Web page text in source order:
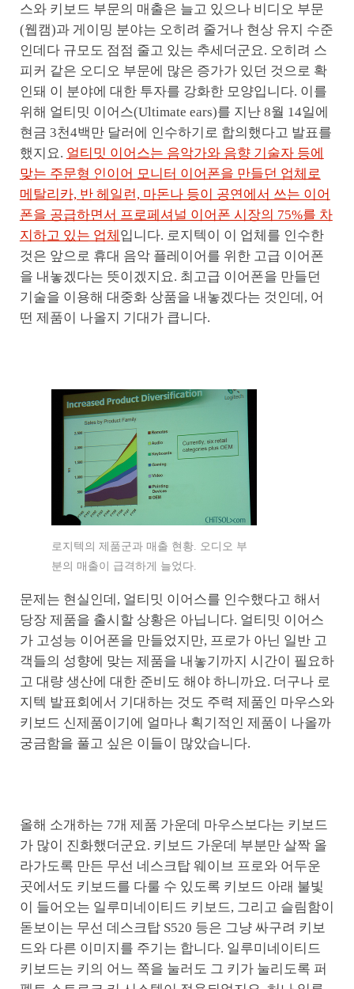
스와 키보드 부문의 매출은 늘고 있으나 비디오 부문
(웹캠)과 게이밍 분야는 오히려 줄거나 현상 유지 수준
인데다 규모도 점점 줄고 있는 추세더군요. 오히려 스
피커 같은 오디오 부문에 많은 증가가 있던 것으로 확
인돼 이 분야에 대한 투자를 강화한 모양입니다. 이를
위해 얼티밋 이어스(Ultimate ears)를 지난 8월 14일에
현금 3천4백만 달러에 인수하기로 합의했다고 발표를
했지요. 얼티밋 이어스는 음악가와 음향 기술자 등에
맞는 주문형 인이어 모니터 이어폰을 만들던 업체로
메탈리카, 반 헤일런, 마돈나 등이 공연에서 쓰는 이어
폰을 공급하면서 프로페셔널 이어폰 시장의 75%를 차
지하고 있는 업체 입니다. 로지텍이 이 업체를 인수한
것은 앞으로 휴대 음악 플레이어를 위한 고급 이어폰
을 내놓겠다는 뜻이겠지요. 최고급 이어폰을 만들던
기술을 이용해 대중화 상품을 내놓겠다는 것인데, 어
떤 제품이 나올지 기대가 큽니다.
로지텍의 제품군과 매출 현황. 오디오 부
분의 매출이 급격하게 늘었다.
문제는 현실인데, 얼티밋 이어스를 인수했다고 해서
당장 제품을 출시할 상황은 아닙니다. 얼티밋 이어스
가 고성능 이어폰을 만들었지만, 프로가 아닌 일반 고
객들의 성향에 맞는 제품을 내놓기까지 시간이 필요하
고 대량 생산에 대한 준비도 해야 하니까요. 더구나 로
지텍 발표회에서 기대하는 것도 주력 제품인 마우스와
키보드 신제품이기에 얼마나 획기적인 제품이 나올까
궁금함을 풀고 싶은 이들이 많았습니다.
올해 소개하는 7개 제품 가운데 마우스보다는 키보드
가 많이 진화했더군요. 키보드 가운데 부분만 살짝 올
라가도록 만든 무선 네스크탑 웨이브 프로와 어두운
곳에서도 키보드를 다룰 수 있도록 키보드 아래 불빛
이 들어오는 일루미네이티드 키보드, 그리고 슬림함이
돋보이는 무선 데스크탑 S520 등은 그냥 싸구려 키보
드와 다른 이미지를 주기는 합니다. 일루미네이티드
키보드는 키의 어느 쪽을 눌러도 그 키가 눌리도록 퍼